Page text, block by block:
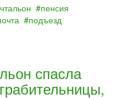
пенсия
подъезд
спасла